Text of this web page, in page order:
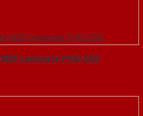
Laminate P1R2-SGD